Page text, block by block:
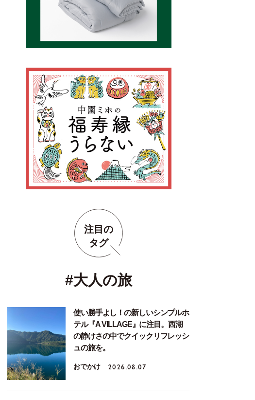
注目の
タグ
#大人の旅
使い勝手よし！の新しいシンプルホ
テル『A VILLAGE』に注目。西湖
の静けさの中でクイックリフレッシ
ュの旅を。
おでかけ 2026.08.07